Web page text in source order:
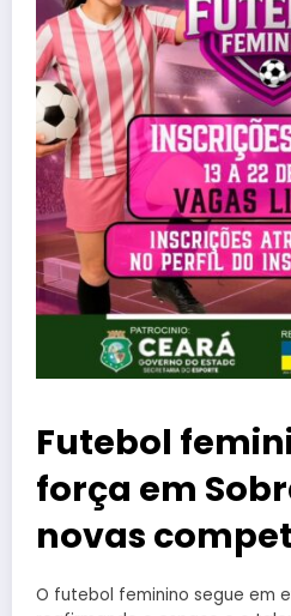
Futebol
força em
novas
O futebol feminino segue em